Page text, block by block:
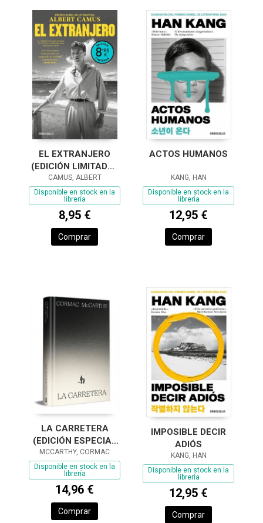
EL EXTRANJERO
(EDICIÓN LIMITADA ·
VERANO)
CAMUS, ALBERT
Disponible en stock en la
librería
8,95 €
Comprar
ACTOS HUMANOS
KANG, HAN
Disponible en stock en la
librería
12,95 €
Comprar
LA CARRETERA
(EDICIÓN ESPECIAL
EN TAPA DURA)
MCCARTHY, CORMAC
Disponible en stock en la
librería
14,96 €
Comprar
IMPOSIBLE DECIR
ADIÓS
KANG, HAN
Disponible en stock en la
librería
12,95 €
Comprar